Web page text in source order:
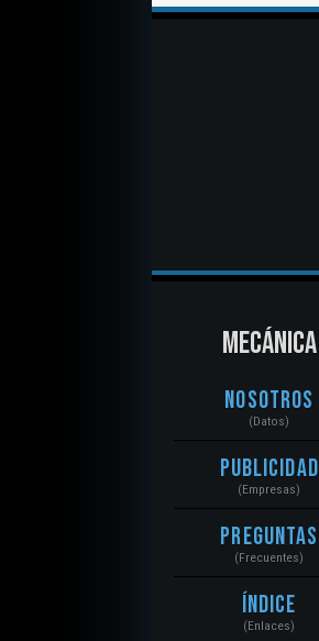
MECÁNICA
Nosotros
(Datos)
Publicidad
(Empresas)
Preguntas
(Frecuentes)
Índice
(Enlaces)